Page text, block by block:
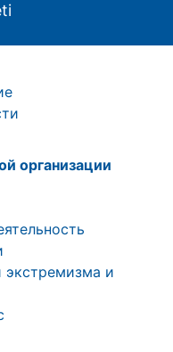
организации
экстремизма и